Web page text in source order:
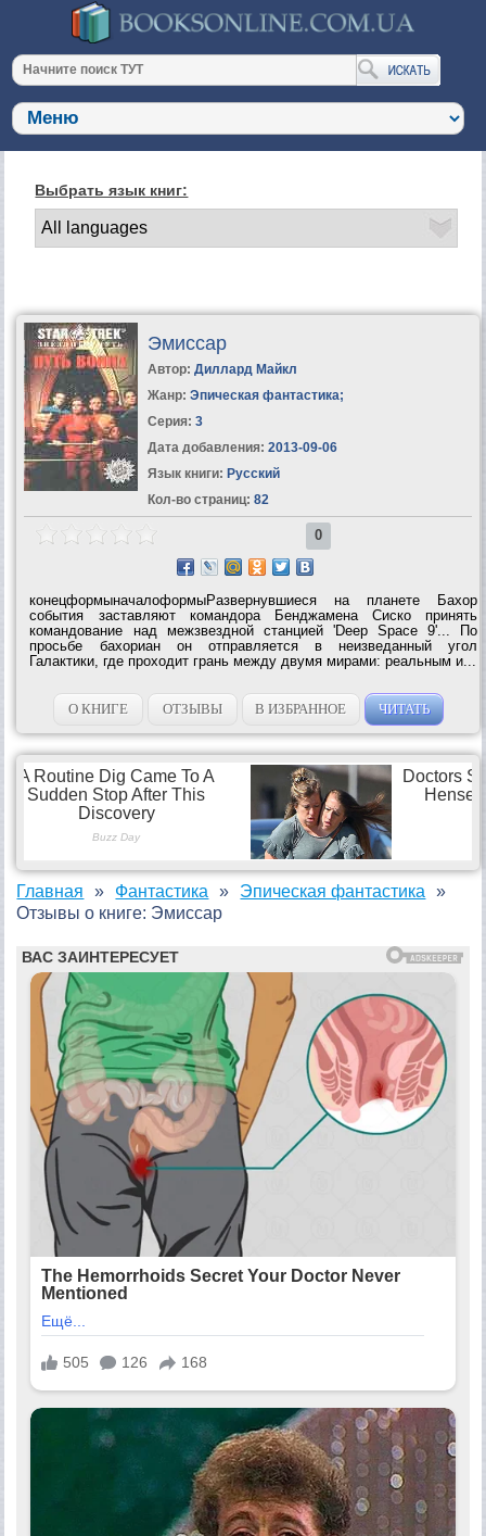
Выбрать язык книг:
Эмиссар
Автор: Диллард Майкл
Жанр: Эпическая фантастика;
Серия: 3
Дата добавления: 2013-09-06
Язык книги: Русский
Кол-во страниц: 82
0
конецформыначалоформыРазвернувшиеся на планете Бахор
события заставляют командора Бенджамена Сиско принять
командование над межзвездной станцией 'Deep Space 9'... По
просьбе бахориан он отправляется в неизведанный угол
Галактики, где проходит грань между двумя мирами: реальным и...
О КНИГЕ ОТЗЫВЫ В ИЗБРАННОЕ ЧИТАТЬ
Главная Фантастика
Эпическая фантастика
Отзывы о книге: Эмиссар